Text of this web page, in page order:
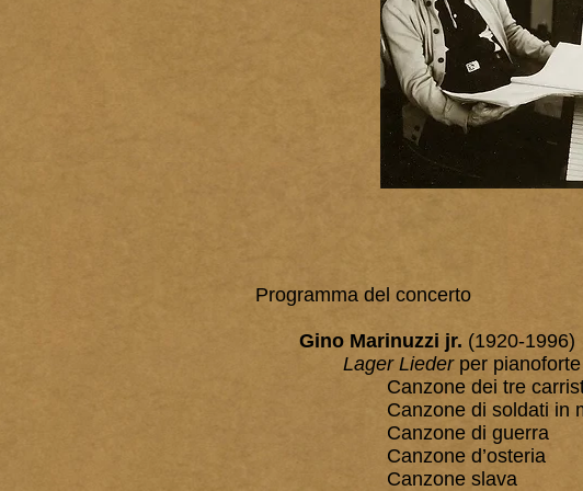
Programma del concerto
Gino Marinuzzi jr. (1920-1996)
Lager Liederper
Canzone dei tre
Canzone di soldati in
Canzone di guerra
Canzone d’osteria
Canzone slava